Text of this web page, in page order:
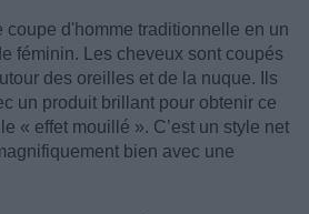
coupe d'homme traditionnelle en un
féminin. Les cheveux sont coupés
des oreilles et de la nuque. Ils
un produit brillant pour obtenir ce
« effet mouillé ». C’est un style net
bien avec une